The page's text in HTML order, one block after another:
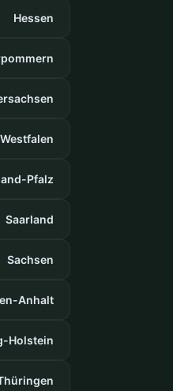
Hessen
Pfalz
Saarland
Sachsen
Anhalt
Holstein